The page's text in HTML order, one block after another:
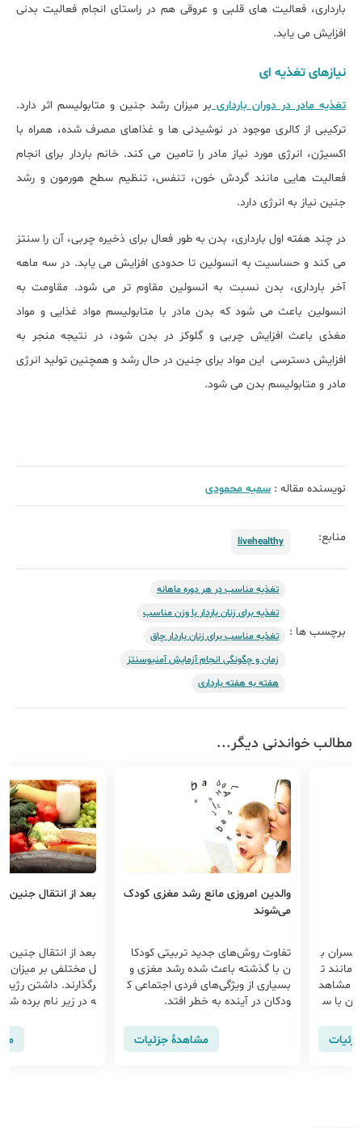
بارداری، فعالیت های قلبی و عروقی هم در راستای انجام فعالیت بدنی
افزایش می یابد.
نیازهای تغذیه ای
تغذیه مادر در دوران بارداری بر میزان رشد جنین و متابولیسم اثر دارد.
ترکیبی از کالری موجود در نوشیدنی ها و غذاهای مصرف شده، همراه با
اکسیژن، انرژی مورد نیاز مادر را تامین می کند. خانم باردار برای انجام
فعالیت هایی مانند گردش خون، تنفس، تنظیم سطح هورمون و رشد
جنین نیاز به انرژی دارد.
در چند هفته اول بارداری، بدن به طور فعال برای ذخیره چربی، آن را سنتز
می کند و حساسیت به انسولین تا حدودی افزایش می یابد. در سه ماهه
آخر بارداری، بدن نسبت به انسولین مقاوم تر می شود. مقاومت به
انسولین باعث می شود که بدن مادر با متابولیسم مواد غذایی و مواد
مغذی باعث افزایش چربی و گلوکز در بدن شود، در نتیجه منجر به
افزایش دسترسی این مواد برای جنین در حال رشد و همچنین تولید انرژی
مادر و متابولیسم بدن می شود.
نویسنده مقاله : سمیه محمودی
منابع: livehealthy
برچسب ها :
تغذیه مناسب در هر دوره ماهانه
تغذیه برای زنان باردار با وزن مناسب
تغذیه مناسب برای زنان باردار چاق
زمان و چگونگی انجام آزمایش آمنیوسنتز
هفته به هفته بارداری
مطالب خواندنی دیگر...
ب
مانند ت
مشاهد
با س
بروز م
والدین امروزی مانع رشد مغزی کودک
می‌شوند
تفاوت روش‌های جدید تربیتی کودکا
ن با گذشته باعث شده رشد مغزی و
بسیاری از ویژگی‌های فردی اجتماعی ک
ودکان در آینده به خطر افتد.
مشاهدهٔ جزئیات
بعد از انتقال جنین
بعد از انتقال جنین
رگذارند. داشتن
ه در زیر نام برده